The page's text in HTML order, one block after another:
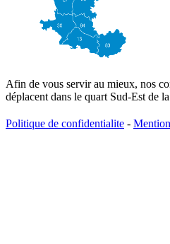
Afin de vous servir au mieux, nos
déplacent dans le quart Sud-Est de
Politique de confidentialite -